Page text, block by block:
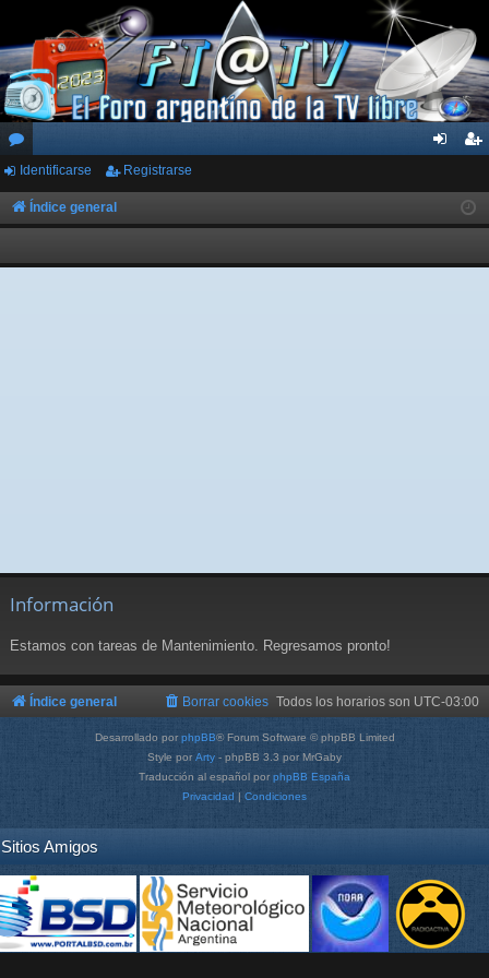
or
os
ar
ist
rs
Identificarse Registrarse
Índice general
Información
Estamos con tareas de Mantenimiento. Regresamos pronto!
Índice general Todos los horarios son UTC-03:00
Borrar cookies
Desarrollado por phpBB® Forum Software © phpBB Limited
Style por Arty - phpBB 3.3 por MrGaby
Traducción al español por phpBB España
Privacidad | Condiciones
Sitios Amigos